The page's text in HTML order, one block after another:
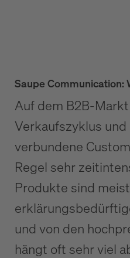
Saupe Communication:
Auf dem B2B-
Verkaufszyklus
verbundene
Regel sehr
Produkte sind meist
und von den
hängt oft sehr viel